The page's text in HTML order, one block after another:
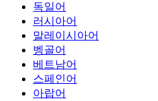
독일어
러시아어
말레이시아어
벵골어
베트남어
스페인어
아랍어